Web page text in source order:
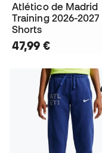
Atlético de Madrid
Training 2026-2027
Shorts
47,99 €